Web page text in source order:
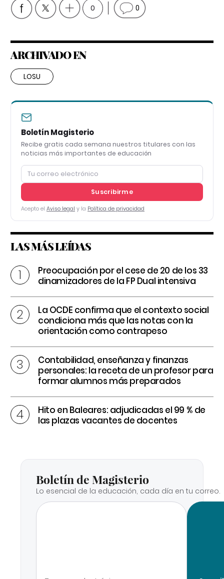
0 0
ARCHIVADO EN
LOSU
Boletín Magisterio
Recibe gratis cada semana nuestros titulares con las
noticias más importantes de educación
Suscribirme
Acepto el Aviso legal y la Política de privacidad
LAS MÁS LEÍDAS
Preocupación por el cese de 20 de los 33
dinamizadores de la FP Dual intensiva
La OCDE confirma que el contexto social
condiciona más que las notas con la
orientación como contrapeso
Contabilidad, enseñanza y finanzas
personales: la receta de un profesor para
formar alumnos más preparados
Hito en Baleares: adjudicadas el 99 % de
las plazas vacantes de docentes
Boletín de Magisterio
Lo esencial de la educación, cada día en tu correo.